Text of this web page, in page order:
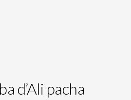
d’Ali pacha